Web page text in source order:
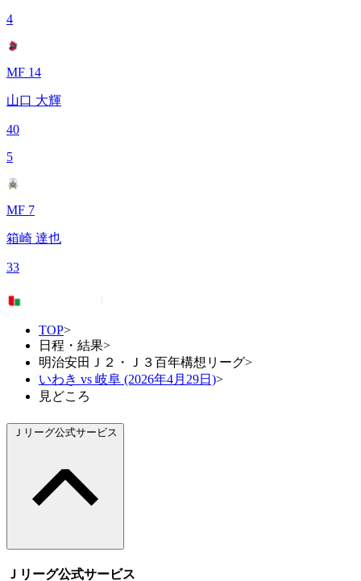
4
MF 14
山口 大輝
40
5
MF 7
箱崎 達也
33
TOP>
日程・結果>
明治安田Ｊ２・Ｊ３百年構想リーグ>
いわき vs 岐阜 (2026年4月29日)>
見どころ
Ｊリーグ公式サービス
Ｊリーグ公式サービス